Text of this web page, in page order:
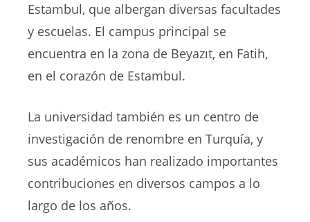
Estambul, que albergan diversas facultades
y escuelas. El campus principal se
encuentra en la zona de Beyazıt, en Fatih,
en el corazón de Estambul.
La universidad también es un centro de
investigación de renombre en Turquía, y
sus académicos han realizado importantes
contribuciones en diversos campos a lo
largo de los años.